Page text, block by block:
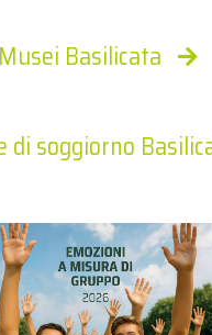
Musei Basilicata
di soggiorno